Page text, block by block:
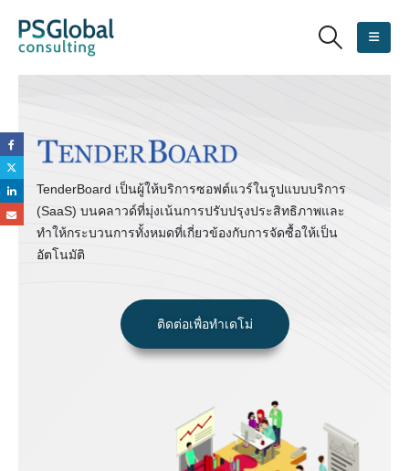
TenderBoard เป็นผู้ให้บริการซอฟต์แวร์ในรูปแบบบริการ
(SaaS) บนคลาวด์ที่มุ่งเน้นการปรับปรุงประสิทธิภาพและ
ทำให้กระบวนการทั้งหมดที่เกี่ยวข้องกับการจัดซื้อให้เป็น
อัตโนมัติ
ติดต่อเพื่อทำเดโม่